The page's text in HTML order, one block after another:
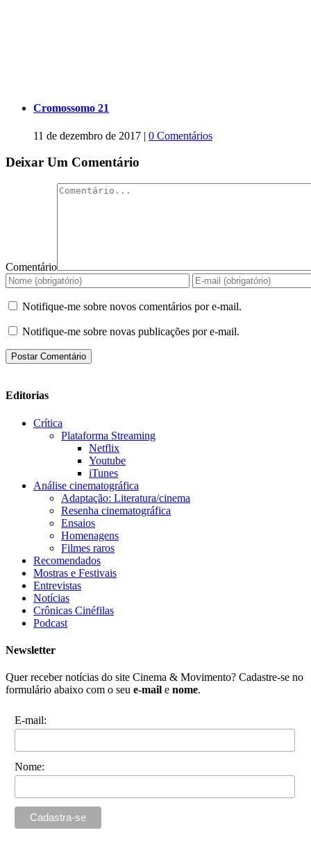
Cromossomo 21
11 de dezembro de 2017 | 0 Comentários
Deixar Um Comentário
Comentário
Notifique-me sobre novos comentários por e-mail.
Notifique-me sobre novas publicações por e-mail.
Editorias
Crítica
Plataforma Streaming
Netflix
Youtube
iTunes
Análise cinematográfica
Adaptação: Literatura/cinema
Resenha cinematográfica
Ensaios
Homenagens
Filmes raros
Recomendados
Mostras e Festivais
Entrevistas
Notícias
Crônicas Cinéfilas
Podcast
Newsletter
Quer receber notícias do site Cinema & Movimento? Cadastre-se no
formulário abaixo com o seu e-mail e nome.
E-mail:
Nome: